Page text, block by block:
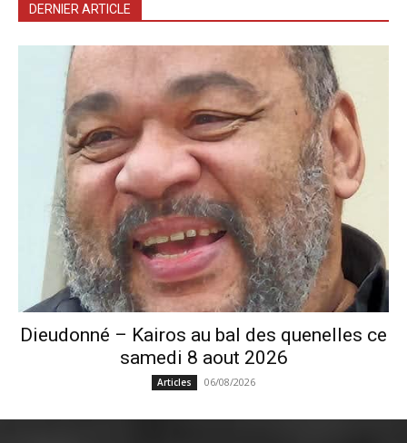
DERNIER ARTICLE
Dieudonné – Kairos au bal des quenelles ce
samedi 8 aout 2026
Articles 06/08/2026